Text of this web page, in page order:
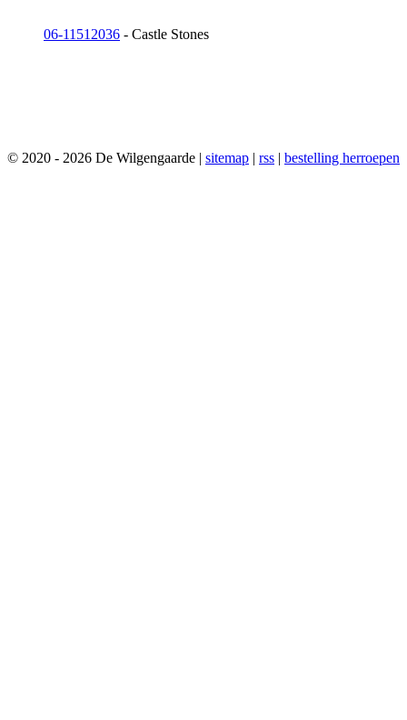
06-11512036 - Castle Stones
© 2020 - 2026 De Wilgengaarde | sitemap | rss | bestelling herroepen